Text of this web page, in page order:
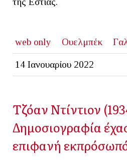
web only
Ουελμπέκ
14 Ιανουαρίου 2022
Τζόαν Ντίντιον
Δημοσιογραφία
επιφανή